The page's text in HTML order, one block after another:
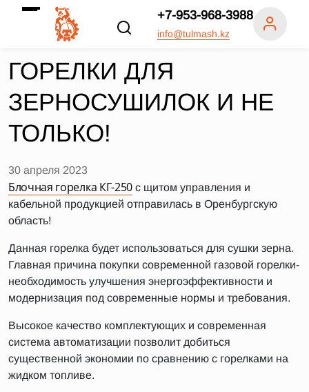
+7-953-968-3988
info@tulmash.kz
ГОРЕЛКИ ДЛЯ
ЗЕРНОСУШИЛОК И НЕ
ТОЛЬКО!
30 апреля 2023
Блочная горелка КГ-250с щитом управления и
кабельной продукцией отправилась в Оренбургскую
область!
Данная горелка будет использоваться для сушки зерна.
Главная причина покупки современной газовой горелки-
необходимость улучшения энергоэффективности и
модернизация под современные нормы и требования.
Высокое качество комплектующих и современная
система автоматизации позволит добиться
существенной экономии по сравнению с горелками на
жидком топливе.